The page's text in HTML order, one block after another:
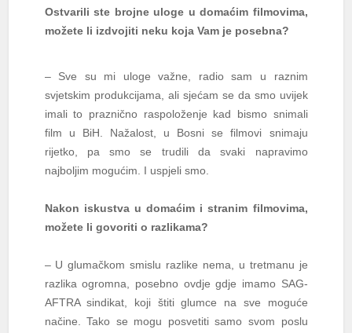
Ostvarili ste brojne uloge u domaćim filmovima,
možete li izdvojiti neku koja Vam je posebna?
– Sve su mi uloge važne, radio sam u raznim
svjetskim produkcijama, ali sjećam se da smo uvijek
imali to praznično raspoloženje kad bismo snimali
film u BiH. Nažalost, u Bosni se filmovi snimaju
rijetko, pa smo se trudili da svaki napravimo
najboljim mogućim. I uspjeli smo.
Nakon iskustva u domaćim i stranim filmovima,
možete li govoriti o razlikama?
– U glumačkom smislu razlike nema, u tretmanu je
razlika ogromna, posebno ovdje gdje imamo SAG-
AFTRA sindikat, koji štiti glumce na sve moguće
načine. Tako se mogu posvetiti samo svom poslu